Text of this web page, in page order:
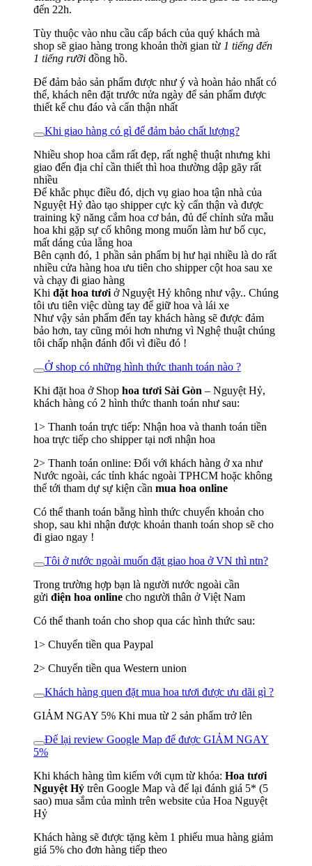
đến 22h.
Tùy thuộc vào nhu cầu cấp bách của quý khách mà
shop sẽ giao hàng trong khoản thời gian từ 1 tiếng đến
1 tiếng rưỡi đồng hồ.
Để đảm bảo sản phẩm được như ý và hoàn hảo nhất có
thể, khách nên đặt trước nửa ngày để sản phẩm được
thiết kế chu đáo và cẩn thận nhất
Khi giao hàng có gì để đảm bảo chất lượng?
Nhiều shop hoa cắm rất đẹp, rất nghệ thuật nhưng khi
giao đến địa chỉ cần thiết thì hoa thường dập gãy rất
nhiều
Để khắc phục điều đó, dịch vụ giao hoa tận nhà của
Nguyệt Hỷ đào tạo shipper cực kỳ cẩn thận và được
training kỹ năng cắm hoa cơ bản, đủ để chỉnh sửa mẫu
hoa khi gặp sự cố không mong muốn làm hư bố cục,
mất dáng của lẵng hoa
Bên cạnh đó, 1 phần sản phẩm bị hư hại nhiều là do rất
nhiều cửa hàng hoa ưu tiên cho shipper cột hoa sau xe
và chạy đi giao hàng
Khi đặt hoa tươi ở Nguyệt Hỷ không như vậy.. Chúng
tôi ưu tiên việc dùng tay để giữ hoa và lái xe
Như vậy sản phẩm đến tay khách hàng sẽ được đảm
bảo hơn, tay cũng mỏi hơn nhưng vì Nghệ thuật chúng
tôi chấp nhận đánh đổi vì điều đó !
Ở shop có những hình thức thanh toán nào ?
Khi đặt hoa ở Shop hoa tươi Sài Gòn – Nguyệt Hỷ,
khách hàng có 2 hình thức thanh toán như sau:
1> Thanh toán trực tiếp: Nhận hoa và thanh toán tiền
hoa trực tiếp cho shipper tại nơi nhận hoa
2> Thanh toán online: Đối với khách hàng ở xa như
Nước ngoài, các tỉnh khác ngoài TPHCM hoặc không
thể tới tham dự sự kiện cần mua hoa online
Có thể thanh toán bằng hình thức chuyển khoản cho
shop, sau khi nhận được khoản thanh toán shop sẽ cho
đi giao ngay !
Tôi ở nước ngoài muốn đặt giao hoa ở VN thì ntn?
Trong trường hợp bạn là người nước ngoài cần
gửi điện hoa online cho người thân ở Việt Nam
Có thể thanh toán cho shop qua các hình thức sau:
1> Chuyển tiền qua Paypal
2> Chuyển tiền qua Western union
Khách hàng quen đặt mua hoa tươi được ưu dãi gì ?
GIẢM NGAY 5% Khi mua từ 2 sản phẩm trở lên
Để lại review Google Map để được GIẢM NGAY
5%
Khi khách hàng tìm kiếm với cụm từ khóa: Hoa tươi
Nguyệt Hỷ trên Google Map và để lại đánh giá 5* (5
sao) mua sắm của mình trên website của Hoa Nguyệt
Hỷ
Khách hàng sẽ được tặng kèm 1 phiếu mua hàng giảm
giá 5% cho đơn hàng tiếp theo